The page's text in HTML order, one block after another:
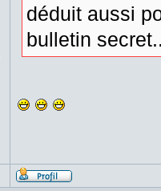
déduit aussi
bulletin